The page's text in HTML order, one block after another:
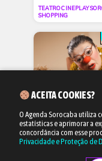
TEATRO CINEPLAY
SHOPPING
30/08 às
ACEITA COOKIES?
O Agenda Sorocaba utiliza
estatísticas e aprimorar a
concordância com esse
Privacidade e Proteção de